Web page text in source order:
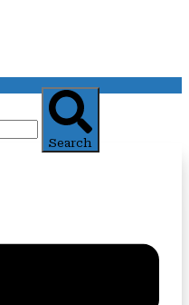
Search